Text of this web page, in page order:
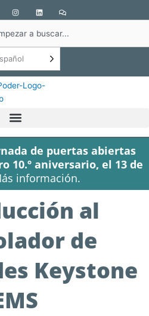
I
n
s
t
a
g
a
L
i
n
k
e
d
C
o
m
e
n
t
de puertas abiertas
10.º aniversario, el 13 de
información.
al
de
Keystone